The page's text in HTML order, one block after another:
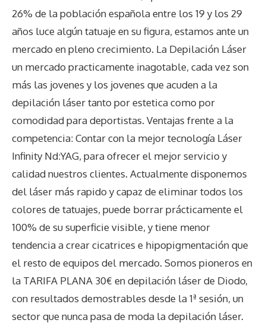
26% de la población española entre los 19 y los 29
años luce algún tatuaje en su figura, estamos ante un
mercado en pleno crecimiento. La Depilación Láser
un mercado practicamente inagotable, cada vez son
más las jovenes y los jovenes que acuden a la
depilación láser tanto por estetica como por
comodidad para deportistas. Ventajas frente a la
competencia: Contar con la mejor tecnología Láser
Infinity Nd:YAG, para ofrecer el mejor servicio y
calidad nuestros clientes. Actualmente disponemos
del láser más rapido y capaz de eliminar todos los
colores de tatuajes, puede borrar prácticamente el
100% de su superficie visible, y tiene menor
tendencia a crear cicatrices e hipopigmentación que
el resto de equipos del mercado. Somos pioneros en
la TARIFA PLANA 30€ en depilación láser de Diodo,
con resultados demostrables desde la 1ª sesión, un
sector que nunca pasa de moda la depilación láser.